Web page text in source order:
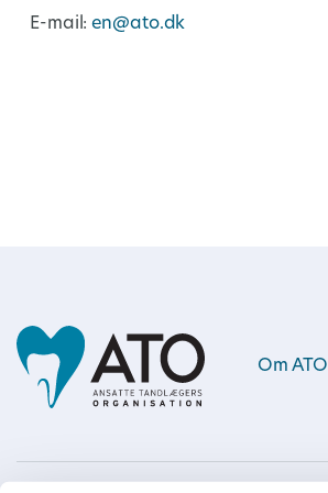
E-mail:en@ato.dk
Om ATO